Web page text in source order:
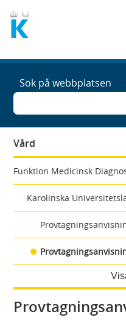
Sök på webbplatsen
Vård
Funktion Medicinsk
Karolinska